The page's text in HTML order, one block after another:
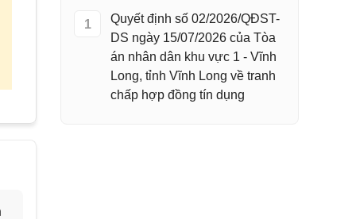
1
Quyết định số 02/2026/QĐST-
DS ngày 15/07/2026 của Tòa
án nhân dân khu vực 1 - Vĩnh
Long, tỉnh Vĩnh Long về tranh
chấp hợp đồng tín dụng